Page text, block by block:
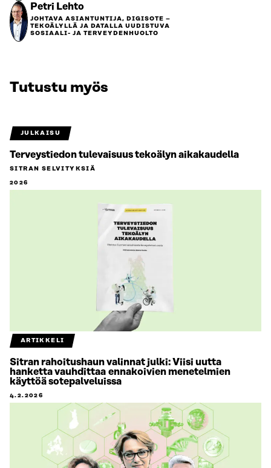
Petri Lehto
JOHTAVA ASIANTUNTIJA, DIGISOTE –
TEKOÄLYLLÄ JA DATALLA UUDISTUVA
SOSIAALI- JA TERVEYDENHUOLTO
Tutustu myös
JULKAISU
Terveystiedon tulevaisuus tekoälyn aikakaudella
SITRAN SELVITYKSIÄ
2026
ARTIKKELI
Sitran rahoitushaun valinnat julki: Viisi uutta
hanketta vauhdittaa ennakoivien menetelmien
käyttöä sotepalveluissa
4.2.2026